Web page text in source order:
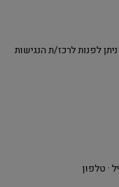
לפנות לרכז/ת הנגישות